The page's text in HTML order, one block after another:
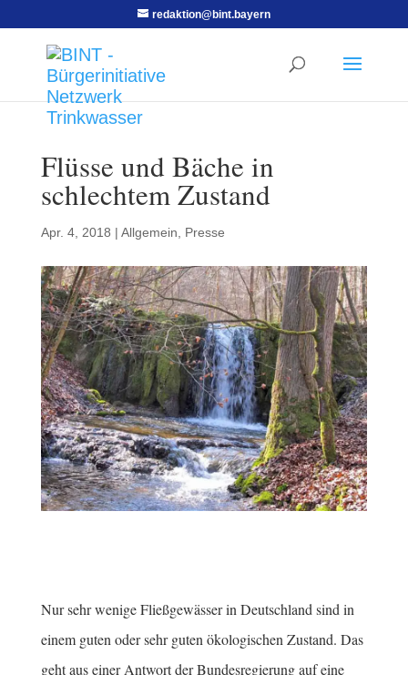
redaktion@bint.bayern
Flüsse und Bäche in
schlechtem Zustand
Apr. 4, 2018 | Allgemein Presse
Nur sehr wenige Fließgewässer in Deutschland sind in
einem guten oder sehr guten ökologischen Zustand. Das
geht aus einer Antwort der Bundesregierung auf eine